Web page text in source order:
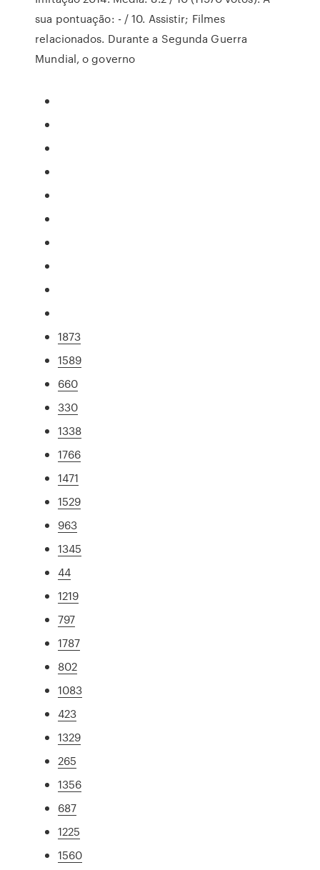
sua pontuação: - / 10. Assistir; Filmes
relacionados. Durante a Segunda Guerra
Mundial, o governo
1873
1589
660
330
1338
1766
1471
1529
963
1345
44
1219
797
1787
802
1083
423
1329
265
1356
687
1225
1560